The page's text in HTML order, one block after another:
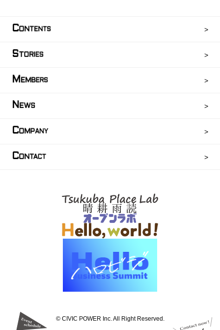
CONTENTS
STORIES
MEMBERS
N EWS
COMPANY
CONTACT
©︎ CIVIC POWER Inc. All Right Reserved.